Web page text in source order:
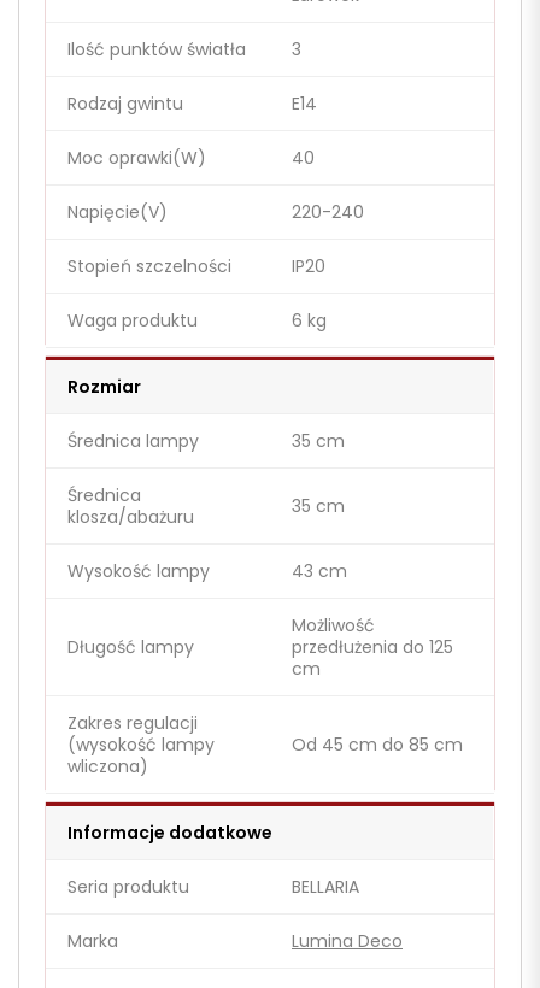
Ilość punktów światła 3
Rodzaj gwintu E14
Moc oprawki(W) 40
Napięcie(V) 220-240
Stopień szczelności IP20
Waga produktu 6 kg
Rozmiar
Średnica lampy 35 cm
Średnica
klosza/abażuru
35 cm
Wysokość lampy 43 cm
Długość lampy
Możliwość
przedłużenia do 125
cm
Zakres regulacji
(wysokość lampy
wliczona)
Od 45 cm do 85 cm
Informacje dodatkowe
Seria produktu BELLARIA
Marka Lumina Deco